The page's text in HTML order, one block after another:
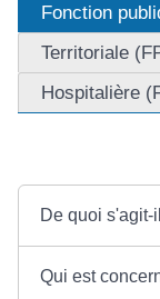
Fonction
Territoriale
Hospitalière
De quoi s'agit-
Qui est